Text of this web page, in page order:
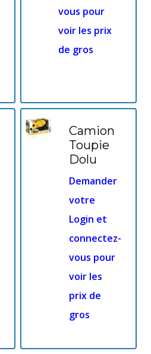
vous pour
voir les prix
de gros
Camion
Toupie
Dolu
Demander
votre
Login et
connectez-
vous pour
voir les
prix de
gros